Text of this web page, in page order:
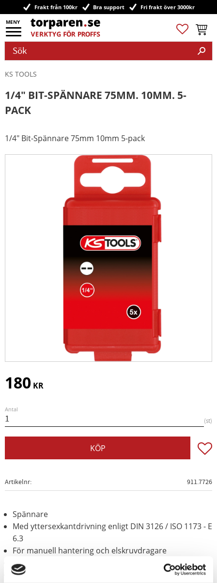
Meny
Frakt från 100kr Bra support Fri frakt över 3000kr
Favoriter
KS TOOLS
1/4" BIT-SPÄNNARE 75MM. 10MM. 5-
PACK
1/4" Bit-Spännare 75mm 10mm 5-pack
180 KR
Antal
st
KÖP
Artikelnr 911.7726
Spännare
Med yttersexkantdrivning enligt DIN 3126 / ISO 1173 - E
6.3
För manuell hantering och elskruvdragare
Bäst lämpad för förskruvningar i hantverk och industri
Förnicklad